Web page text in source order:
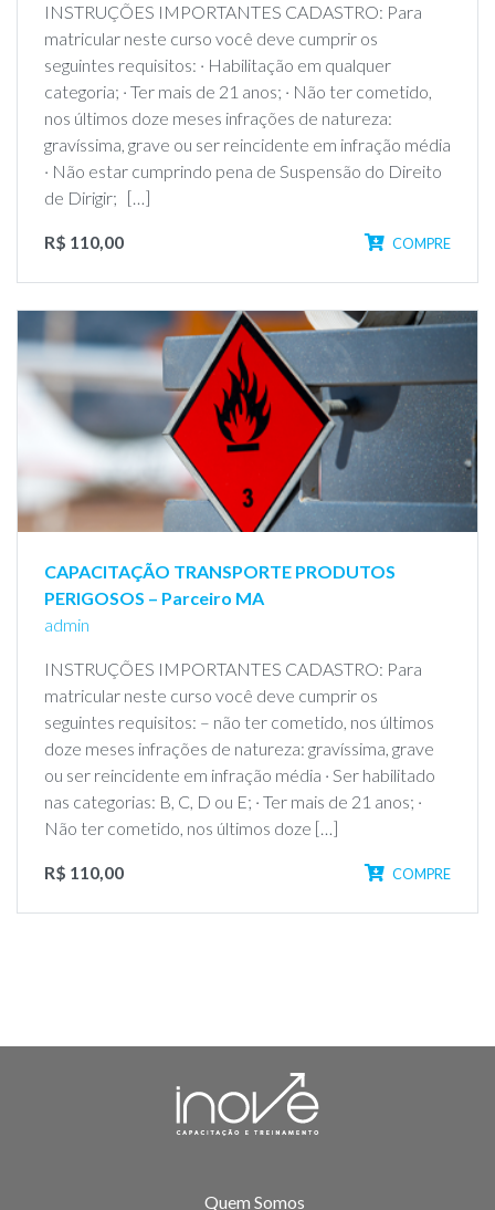
INSTRUÇÕES IMPORTANTES CADASTRO: Para
matricular neste curso você deve cumprir os
seguintes requisitos: · Habilitação em qualquer
categoria; · Ter mais de 21 anos; · Não ter cometido,
nos últimos doze meses infrações de natureza:
gravíssima, grave ou ser reincidente em infração média
· Não estar cumprindo pena de Suspensão do Direito
de Dirigir; […]
R$ 110,00 COMPRE
CAPACITAÇÃO TRANSPORTE PRODUTOS
PERIGOSOS – Parceiro MA
admin
INSTRUÇÕES IMPORTANTES CADASTRO: Para
matricular neste curso você deve cumprir os
seguintes requisitos: – não ter cometido, nos últimos
doze meses infrações de natureza: gravíssima, grave
ou ser reincidente em infração média · Ser habilitado
nas categorias: B, C, D ou E; · Ter mais de 21 anos; ·
Não ter cometido, nos últimos doze […]
R$ 110,00 COMPRE
Quem Somos